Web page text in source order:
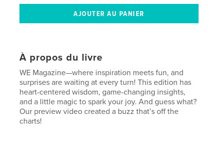
À propos du livre
WE Magazine—where inspiration meets fun, and
surprises are waiting at every turn! This edition has
heart-centered wisdom, game-changing insights,
and a little magic to spark your joy. And guess what?
Our preview video created a buzz that’s off the
charts!